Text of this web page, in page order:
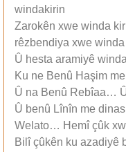
windakirin
Zarokên xwe winda
rêzbendiya xwe
Û hesta aramiyê
Ku ne Benû Haşim
Û na Benû Rebîaa…
Û benû Lînîn me
Welato… Hemî çûk
Bilî çûkên ku azadiyê